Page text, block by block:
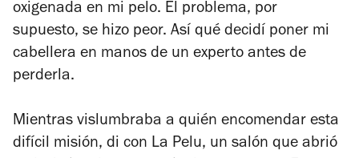
oxigenada en mi pelo. El problema, por
supuesto, se hizo peor. Así qué decidí poner mi
cabellera en manos de un experto antes de
perderla.
Mientras vislumbraba a quién encomendar esta
difícil misión, di con La Pelu, un salón que abrió